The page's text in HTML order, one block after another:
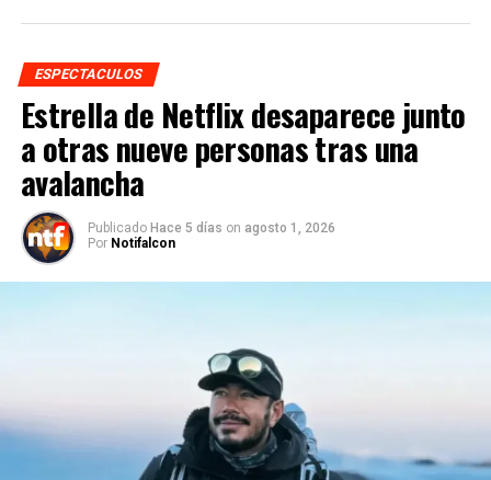
ESPECTACULOS
Estrella de Netflix desaparece junto
a otras nueve personas tras una
avalancha
Publicado Hace 5 días on agosto 1, 2026
Por Notifalcon